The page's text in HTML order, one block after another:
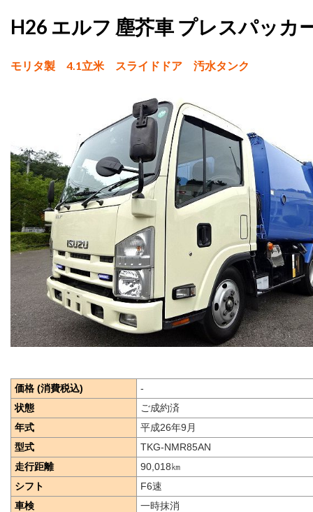
H26 エルフ 塵芥車 プレスパッカ
モリタ製 4.1立米 スライドドア 汚水タンク
価格 (消費税込)
-
状態
ご成約済
年式
平成26年9月
型式
TKG-NMR85AN
走行距離
90,018㎞
シフト
F6速
車検
一時抹消